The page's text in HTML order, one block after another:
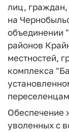
лиц, граждан,
на
объединении
районов
местностей,
комплекса
уволенных с